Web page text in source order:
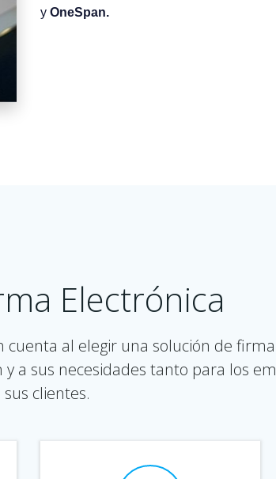
y OneSpan.
Electrónica
al elegir una solución de
a sus necesidades tanto para los
clientes.